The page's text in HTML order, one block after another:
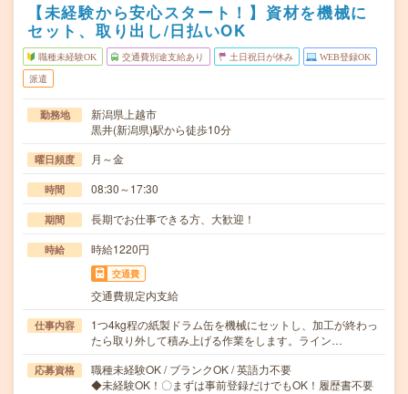
【未経験から安心スタート！】資材を機械に
セット、取り出し/日払いOK
職種未経験OK 交通費別途支給あり 土日祝日が休み WEB登録OK
派遣
勤務地
新潟県上越市
黒井(新潟県)駅から徒歩10分
曜日頻度 月～金
時間 08:30～17:30
期間 長期でお仕事できる方、大歓迎！
時給 時給1220円
交通費
交通費規定内支給
仕事内容
1つ4kg程の紙製ドラム缶を機械にセットし、加工が終わっ
たら取り外して積み上げる作業をします。ライン…
応募資格
職種未経験OK / ブランクOK / 英語力不要
◆未経験OK！〇まずは事前登録だけでもOK！履歴書不要